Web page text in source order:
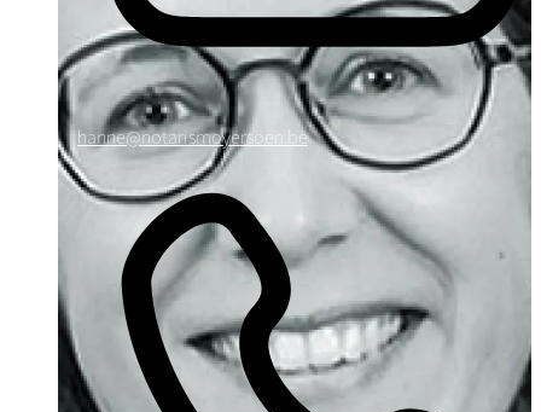
hanne@notarismoyersoen.be